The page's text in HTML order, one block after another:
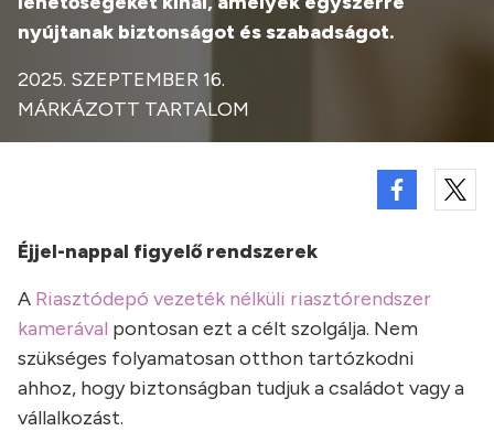
nyújtanak biztonságot és szabadságot.
2025. SZEPTEMBER 16.
MÁRKÁZOTT TARTALOM
Éjjel-nappal figyelő rendszerek
A Riasztódepó vezeték nélküli riasztórendszer
kamerával pontosan ezt a célt szolgálja. Nem
szükséges folyamatosan otthon tartózkodni
ahhoz, hogy biztonságban tudjuk a családot vagy a
vállalkozást.